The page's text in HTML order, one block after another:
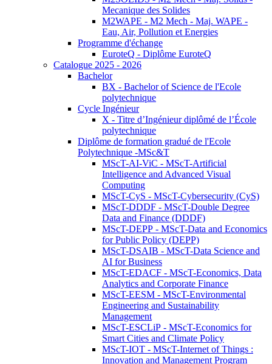
Mecanique des Solides
M2WAPE - M2 Mech - Maj. WAPE -
Eau, Air, Pollution et Energies
Programme d'échange
EuroteQ - Diplôme EuroteQ
Catalogue 2025 - 2026
Bachelor
BX - Bachelor of Science de l'Ecole
polytechnique
Cycle Ingénieur
X - Titre d’Ingénieur diplômé de l’École
polytechnique
Diplôme de formation gradué de l'Ecole
Polytechnique -MSc&T
MScT-AI-ViC - MScT-Artificial
Intelligence and Advanced Visual
Computing
MScT-CyS - MScT-Cybersecurity (CyS)
MScT-DDDF - MScT-Double Degree
Data and Finance (DDDF)
MScT-DEPP - MScT-Data and Economics
for Public Policy (DEPP)
MScT-DSAIB - MScT-Data Science and
AI for Business
MScT-EDACF - MScT-Economics, Data
Analytics and Corporate Finance
MScT-EESM - MScT-Environmental
Engineering and Sustainability
Management
MScT-ESCLiP - MScT-Economics for
Smart Cities and Climate Policy
MScT-IOT - MScT-Internet of Things :
Innovation and Management Program